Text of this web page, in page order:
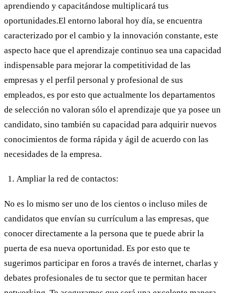
aprendiendo y capacitándose multiplicará tus
oportunidades.El entorno laboral hoy día, se encuentra
caracterizado por el cambio y la innovación constante, este
aspecto hace que el aprendizaje continuo sea una capacidad
indispensable para mejorar la competitividad de las
empresas y el perfil personal y profesional de sus
empleados, es por esto que actualmente los departamentos
de selección no valoran sólo el aprendizaje que ya posee un
candidato, sino también su capacidad para adquirir nuevos
conocimientos de forma rápida y ágil de acuerdo con las
necesidades de la empresa.
Ampliar la red de contactos:
No es lo mismo ser uno de los cientos o incluso miles de
candidatos que envían su currículum a las empresas, que
conocer directamente a la persona que te puede abrir la
puerta de esa nueva oportunidad. Es por esto que te
sugerimos participar en foros a través de internet, charlas y
debates profesionales de tu sector que te permitan hacer